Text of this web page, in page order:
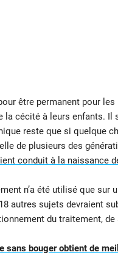
être permanent pour
la cécité à leurs enfants. Il
reste que si quelque
de plusieurs des
conduit à la naissance
n’a été utilisé que
autres sujets devraient
du traitement,
sans bouger obtient de